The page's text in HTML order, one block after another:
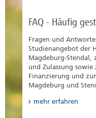
Wintersemester
Sommersemester
Wintersemester
FAQ - Häufig
Fragen und
Studienangebot der
Magdeburg-Stendal,
und Zulassung sowie
Finanzierung und
Magdeburg und
mehr erfahren